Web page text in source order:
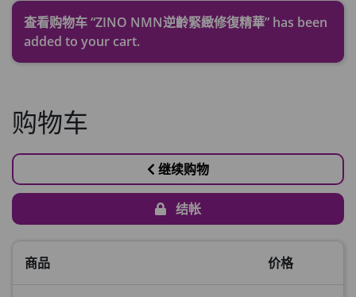
查看购物车“ZINO NMN逆齡緊緻修復精華” has been
added to your cart.
购物车
继续购物
结帐
商品 价格